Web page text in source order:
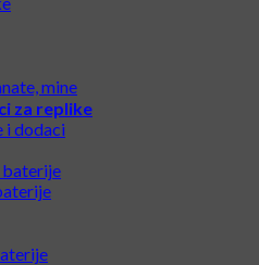
mine
za replike
i dodaci
baterije